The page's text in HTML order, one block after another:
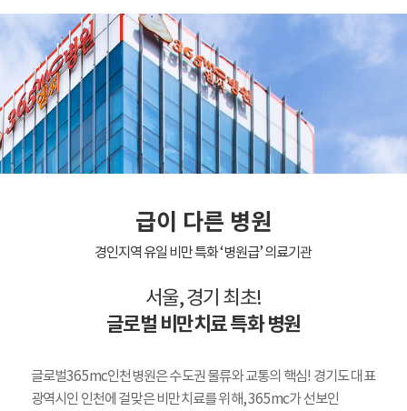
급이 다른 병원
경인지역 유일 비만 특화 ‘병원급’ 의료기관
서울, 경기 최초!
글로벌 비만치료 특화 병원
글로벌365mc인천병원은 수도권 물류와 교통의 핵심! 경기도 대표
광역시인 인천에 걸맞은 비만치료를 위해, 365mc가 선보인